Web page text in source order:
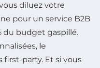
diluez votre
pour un service B2B
du budget gaspillé.
le
party. Et si vous